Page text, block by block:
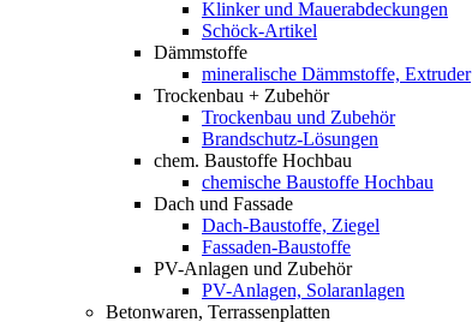
Klinker und Mauerabdeckungen
Schöck-Artikel
Dämmstoffe
mineralische Dämmstoffe, Extruder
Trockenbau + Zubehör
Trockenbau und Zubehör
Brandschutz-Lösungen
chem. Baustoffe Hochbau
chemische Baustoffe Hochbau
Dach und Fassade
Dach-Baustoffe, Ziegel
Fassaden-Baustoffe
PV-Anlagen und Zubehör
PV-Anlagen, Solaranlagen
Betonwaren, Terrassenplatten